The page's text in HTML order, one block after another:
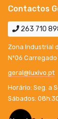
Contactos
263 710
Zona Industrial
Nº06
geral@luxivo.pt
Horário: Seg. a
Sábados: